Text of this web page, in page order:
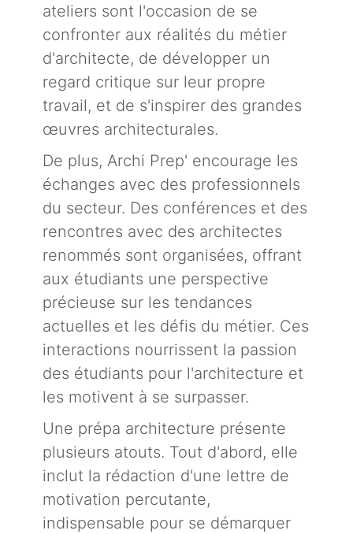
ateliers sont l'occasion de se
confronter aux réalités du métier
d'architecte, de développer un
regard critique sur leur propre
travail, et de s'inspirer des grandes
œuvres architecturales.
De plus, Archi Prep' encourage les
échanges avec des professionnels
du secteur. Des conférences et des
rencontres avec des architectes
renommés sont organisées, offrant
aux étudiants une perspective
précieuse sur les tendances
actuelles et les défis du métier. Ces
interactions nourrissent la passion
des étudiants pour l'architecture et
les motivent à se surpasser.
Une prépa architecture présente
plusieurs atouts. Tout d'abord, elle
inclut la rédaction d'une lettre de
motivation percutante,
indispensable pour se démarquer